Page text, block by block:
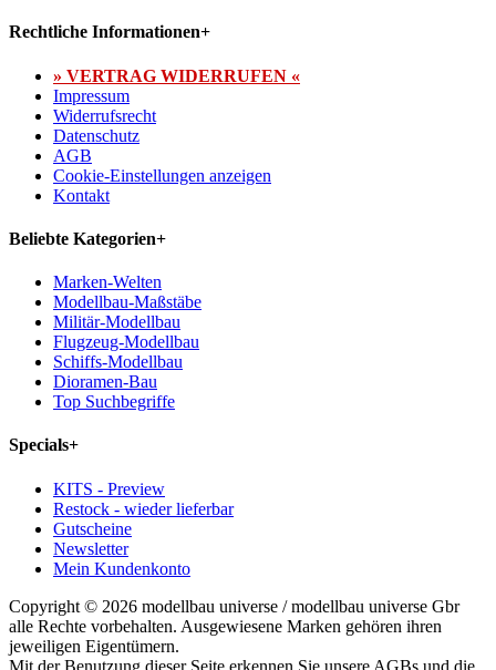
Rechtliche Informationen+
» VERTRAG WIDERRUFEN «
Impressum
Widerrufsrecht
Datenschutz
AGB
Cookie-Einstellungen anzeigen
Kontakt
Beliebte Kategorien+
Marken-Welten
Modellbau-Maßstäbe
Militär-Modellbau
Flugzeug-Modellbau
Schiffs-Modellbau
Dioramen-Bau
Top Suchbegriffe
Specials+
KITS - Preview
Restock - wieder lieferbar
Gutscheine
Newsletter
Mein Kundenkonto
Copyright © 2026 modellbau universe / modellbau universe Gbr
alle Rechte vorbehalten. Ausgewiesene Marken gehören ihren
jeweiligen Eigentümern.
Mit der Benutzung dieser Seite erkennen Sie unsere AGBs und die